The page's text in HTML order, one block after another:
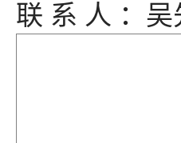
联 系 人 ：吴